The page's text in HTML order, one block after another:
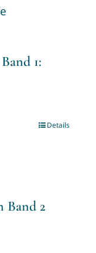
1:
Details
Band 2